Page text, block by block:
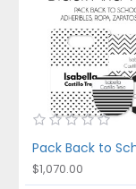
$1,070.00